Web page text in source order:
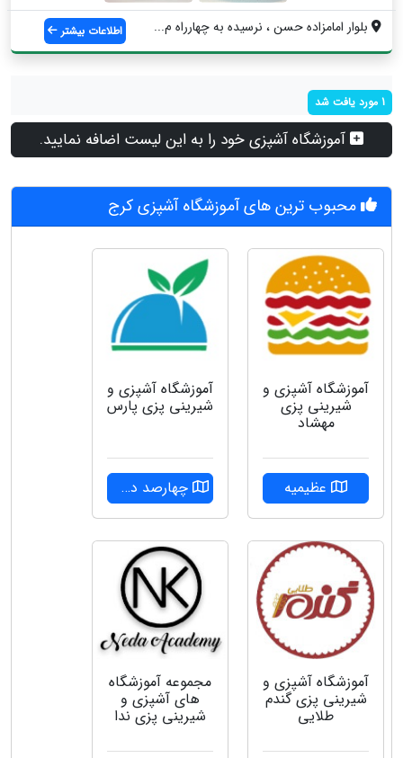
بلوار امامزاده حسن ، نرسیده به چهارراه م... اطلاعات بیشتر
1 مورد یافت شد
آموزشگاه آشپزی خود را به این لیست اضافه نمایید.
محبوب ترین های آموزشگاه آشپزی کرج
آموزشگاه آشپزی و
شیرینی پزی
مهشاد
عظیمیه
آموزشگاه آشپزی و
شیرینی پزی پارس
چهارصد دستگاه
آموزشگاه آشپزی و
شیرینی پزی گندم
طلایی
مجموعه آموزشگاه
های آشپزی و
شیرینی پزی ندا